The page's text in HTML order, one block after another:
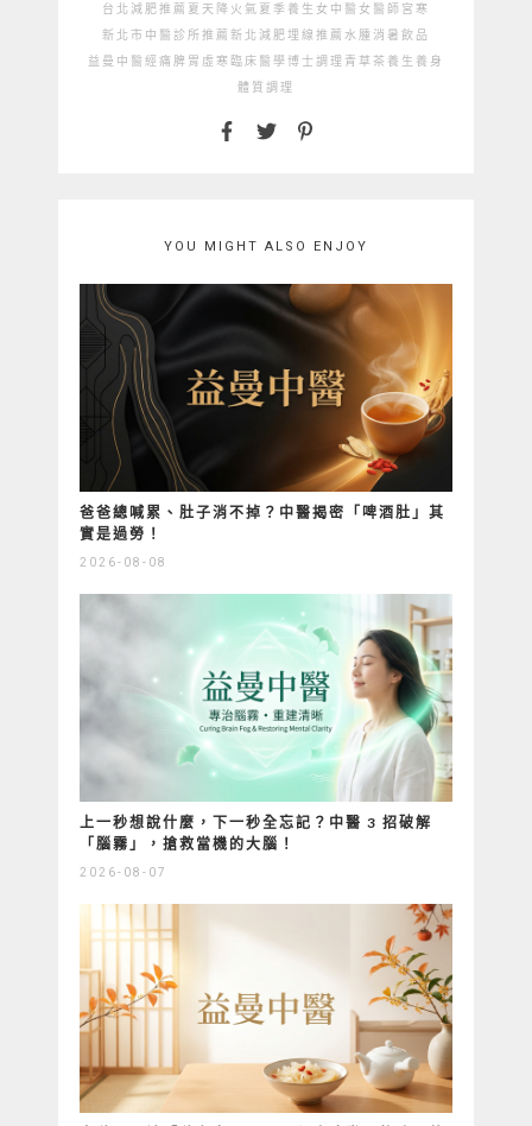
台北減肥推薦 夏天降火氣 夏季養生 女中醫 女醫師 宮寒
新北市中醫診所推薦 新北減肥埋線推薦 水腫 消暑飲品
益曼中醫 經痛 脾胃虛寒 臨床醫學博士調理 青草茶 養生 養身
體質調理
YOU MIGHT ALSO ENJOY
爸爸總喊累、肚子消不掉？中醫揭密「啤酒肚」其
實是過勞！
2026-08-08
上一秒想說什麼，下一秒全忘記？中醫 3 招破解
「腦霧」，搶救當機的大腦！
2026-08-07